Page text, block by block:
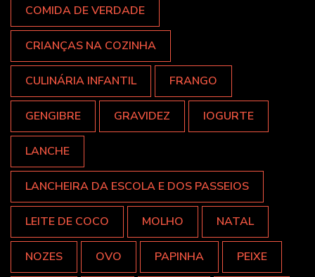
COMIDA DE VERDADE
CRIANÇAS NA COZINHA
CULINÁRIA INFANTIL FRANGO
GENGIBRE GRAVIDEZ IOGURTE
LANCHE
LANCHEIRA DA ESCOLA E DOS PASSEIOS
LEITE DE COCO MOLHO NATAL
NOZES OVO PAPINHA PEIXE